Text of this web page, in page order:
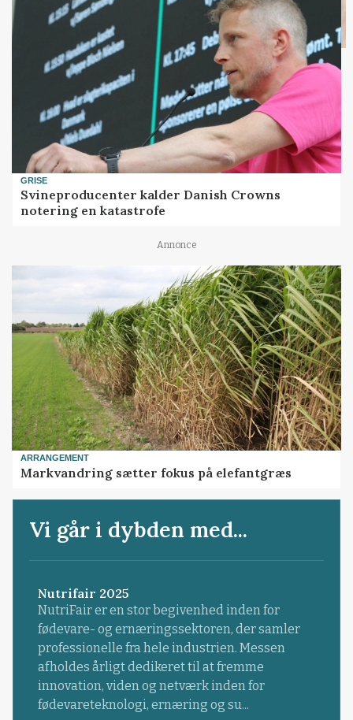
GRISE
Svineproducenter kalder Danish Crowns
notering en katastrofe
Annonce
ARRANGEMENT
Markvandring sætter fokus på elefantgræs
Vi går i dybden med...
Nutrifair 2025
NutriFair er en stor begivenhed inden for
fødevare- og ernæringssektoren, der samler
professionelle fra hele industrien. Messen
afholdes årligt dedikeret til at fremme
innovation, viden og netværk inden for
fødevareteknologi, ernæring og su...